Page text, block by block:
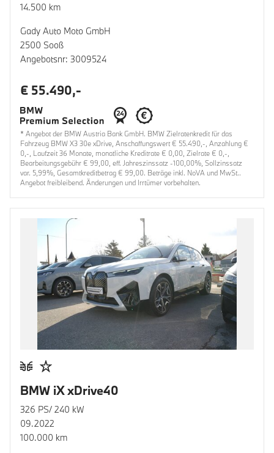
14.500 km
Gady Auto Moto GmbH
2500 Sooß
Angebotsnr: 3009524
€ 55.490,-
* Angebot der BMW Austria Bank GmbH. BMW Zielratenkredit für das
Fahrzeug BMW X3 30e xDrive, Anschaffungswert € 55.490,-, Anzahlung €
0,-, Laufzeit 36 Monate, monatliche Kreditrate € 0,00, Zielrate € 0,-,
Bearbeitungsgebühr € 99,00, eff. Jahreszinssatz -100,00%, Sollzinssatz
var. 5,99%, Gesamtkreditbetrag € 99,00. Beträge inkl. NoVA und MwSt..
Angebot freibleibend. Änderungen und Irrtümer vorbehalten.
BMW iX xDrive40
326 PS/ 240 kW
09.2022
100.000 km